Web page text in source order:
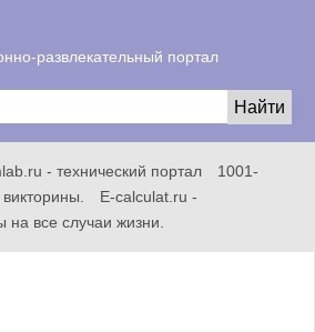
развлекательный портал
- технический портал
1001-
E-calculat.ru -
на все случаи жизни.